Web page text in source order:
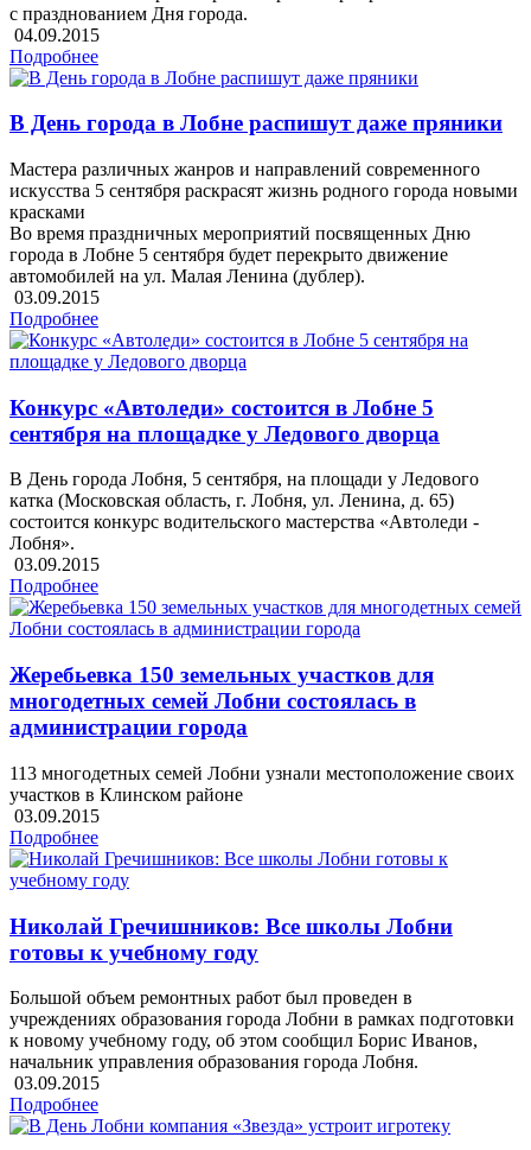
с празднованием Дня города.
04.09.2015
Подробнее
В День города в Лобне распишут даже пряники
Мастера различных жанров и направлений современного
искусства 5 сентября раскрасят жизнь родного города новыми
красками
Во время праздничных мероприятий посвященных Дню
города в Лобне 5 сентября будет перекрыто движение
автомобилей на ул. Малая Ленина (дублер).
03.09.2015
Подробнее
Конкурс «Автоледи» состоится в Лобне 5
сентября на площадке у Ледового дворца
В День города Лобня, 5 сентября, на площади у Ледового
катка (Московская область, г. Лобня, ул. Ленина, д. 65)
состоится конкурс водительского мастерства «Автоледи -
Лобня».
03.09.2015
Подробнее
Жеребьевка 150 земельных участков для
многодетных семей Лобни состоялась в
администрации города
113 многодетных семей Лобни узнали местоположение своих
участков в Клинском районе
03.09.2015
Подробнее
Николай Гречишников: Все школы Лобни
готовы к учебному году
Большой объем ремонтных работ был проведен в
учреждениях образования города Лобни в рамках подготовки
к новому учебному году, об этом сообщил Борис Иванов,
начальник управления образования города Лобня.
03.09.2015
Подробнее